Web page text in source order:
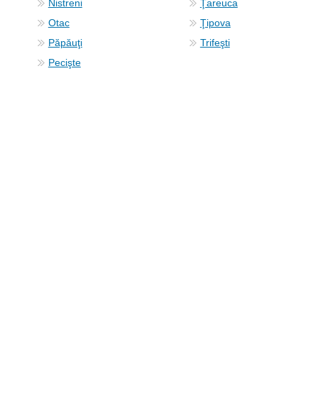
Nistreni
Otac
Păpăuţi
Pecişte
Ţareuca
Ţipova
Trifeşti